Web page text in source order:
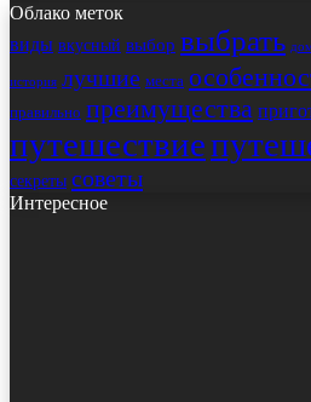
Облако меток
виды вкусный выбор выбрать
история лучшие места
правильно преимущества
путешествие
секреты советы
Интересное